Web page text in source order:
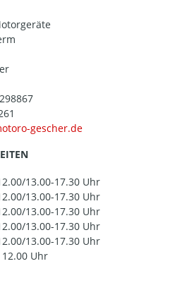
13.00-17.30 Uhr
13.00-17.30 Uhr
13.00-17.30 Uhr
13.00-17.30 Uhr
13.00-17.30 Uhr
Uhr